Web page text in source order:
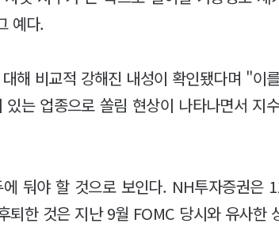
예다.
해 비교적 강해진 내성이 확인됐다며 "이
는 업종으로 쏠림 현상이 나타나면서 지
둬야 할 것으로 보인다. NH투자증권은
퇴한 것은 지난 9월 FOMC 당시와 유사한